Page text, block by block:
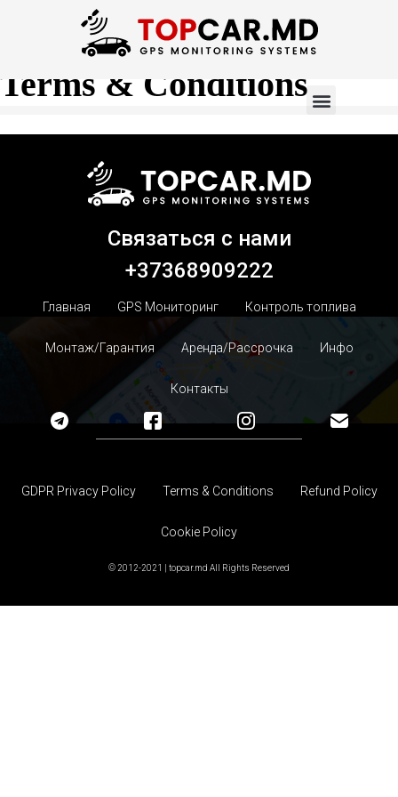
Terms & Conditions
Связаться с нами
+37368909222
Главная GPS Мониторинг Контроль топлива
Монтаж/Гарантия Аренда/Рассрочка Инфо
Контакты
GDPR Privacy Policy Terms & Conditions Refund Policy
Cookie Policy
© 2012-2021 | topcar.md All Rights Reserved